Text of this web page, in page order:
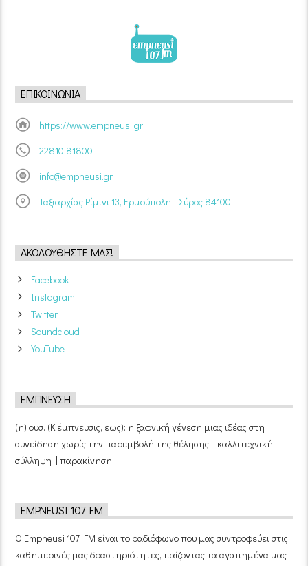
ΕΠΙΚΟΙΝΩΝΊΑ
https://www.empneusi.gr
22810 81800
info@empneusi.gr
Ταξιαρχίας Ρίμινι 13, Ερμούπολη - Σύρος 84100
ΑΚΟΛΟΥΘΉΣΤΕ ΜΑΣ!
Facebook
Instagram
Twitter
Soundcloud
YouTube
ΈΜΠΝΕΥΣΗ
(η) ουσ. (Κ έμπνευσις, εως): η ξαφνική γένεση μιας ιδέας στη
συνείδηση χωρίς την παρεμβολή της θέλησης | καλλιτεχνική
σύλληψη | παρακίνηση
EMPNEUSI 107 FM
Ο Empneusi 107 FM είναι το ραδιόφωνο που μας συντροφεύει στις
καθημερινές μας δραστηριότητες, παίζοντας τα αγαπημένα μας